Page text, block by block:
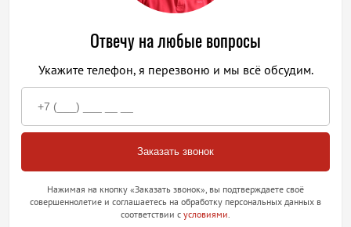
Отвечу на любые вопросы
Укажите телефон, я перезвоню и мы всё обсудим.
Нажимая на кнопку «Заказать звонок», вы подтверждаете своё
совершеннолетие и соглашаетесь на обработку персональных данных в
соответствии с условиями.